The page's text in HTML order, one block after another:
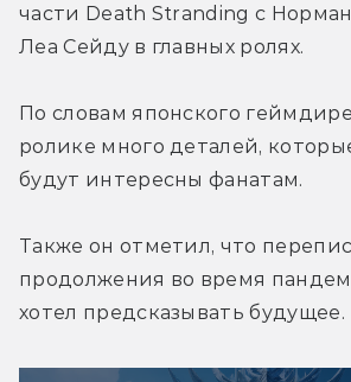
части Death Stranding с
Леа Сейду в главных ролях.
По словам японского
ролике много деталей,
будут интересны фанатам.
Также он отметил, что
продолжения во время
хотел предсказывать будущее.